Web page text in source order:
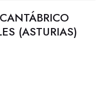
(ASTURIAS)